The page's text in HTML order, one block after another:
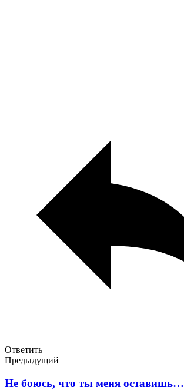
Ответить
Предыдущий
Не боюсь, что ты меня оставишь…